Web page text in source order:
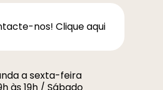
nos! Clique aqui
a sexta-feira